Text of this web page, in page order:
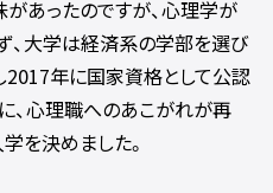
あったのですが、心理学が
、大学は経済系の学部を選び
2017年に国家資格として公認
、心理職へのあこがれが再
を決めました。